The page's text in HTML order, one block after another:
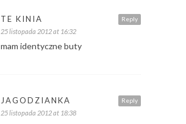
Reply
TE KINIA
25 listopada 2012 at 16:32
mam identyczne buty
Reply
JAGODZIANKA
25 listopada 2012 at 18:38